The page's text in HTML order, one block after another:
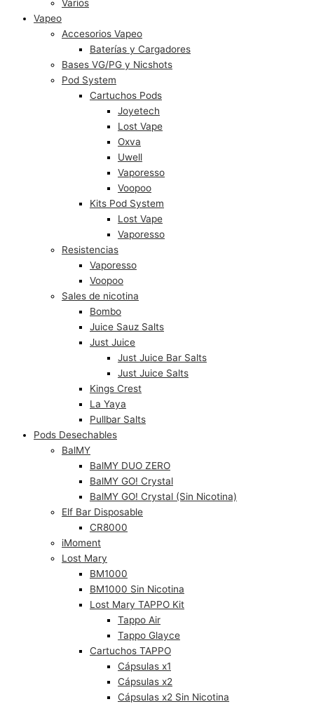
Varios
Vapeo
Accesorios Vapeo
Baterías y Cargadores
Bases VG/PG y Nicshots
Pod System
Cartuchos Pods
Joyetech
Lost Vape
Oxva
Uwell
Vaporesso
Voopoo
Kits Pod System
Lost Vape
Vaporesso
Resistencias
Vaporesso
Voopoo
Sales de nicotina
Bombo
Juice Sauz Salts
Just Juice
Just Juice Bar Salts
Just Juice Salts
Kings Crest
La Yaya
Pullbar Salts
Pods Desechables
BalMY
BalMY DUO ZERO
BalMY GO! Crystal
BalMY GO! Crystal (Sin Nicotina)
Elf Bar Disposable
CR8000
iMoment
Lost Mary
BM1000
BM1000 Sin Nicotina
Lost Mary TAPPO Kit
Tappo Air
Tappo Glayce
Cartuchos TAPPO
Cápsulas x1
Cápsulas x2
Cápsulas x2 Sin Nicotina